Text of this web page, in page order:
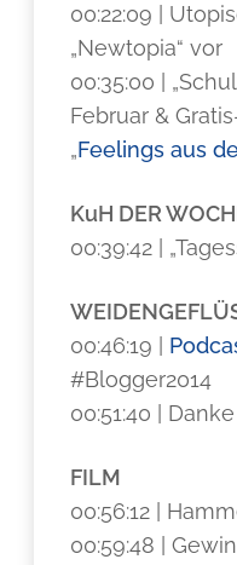
00:22:09 |
„Newtopia“ vor
00:35:00 |
Februar &
„Feelings aus
KuH DER
00:39:42 |
00:46:19 |
#Blogger2014
00:51:40 |
FILM
00:56:12 |
00:59:48 |